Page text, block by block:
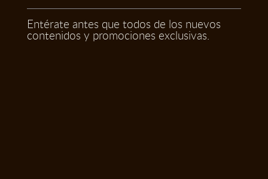
Entérate antes que todos de los nuevos
contenidos y promociones exclusivas.